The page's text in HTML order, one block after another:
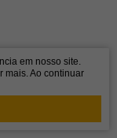
em nosso site.
mais. Ao continuar